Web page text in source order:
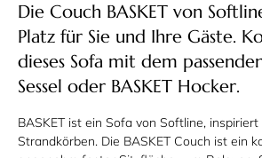
Die Couch BASKET von
Platz für Sie und Ihre Gäste.
dieses Sofa mit dem
Sessel oder BASKET Hocker.
BASKET ist ein Sofa von Softline,
Strandkörben. Die BASKET Couch ist ein